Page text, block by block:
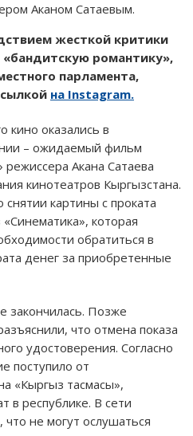
Аканом Сатаевым.
жесткой критики
романтику»,
парламента,
на Instagram.
кино оказались в
– ожидаемый фильм
Акана Сатаева
кинотеатров Кыргызстана.
картины с проката
которая
обратиться в
денег за приобретенные
закончилась. Позже
что отмена показа
удостоверения. Согласно
поступило от
«Кыргыз тасмасы»,
в республике. В сети
не могут ослушаться